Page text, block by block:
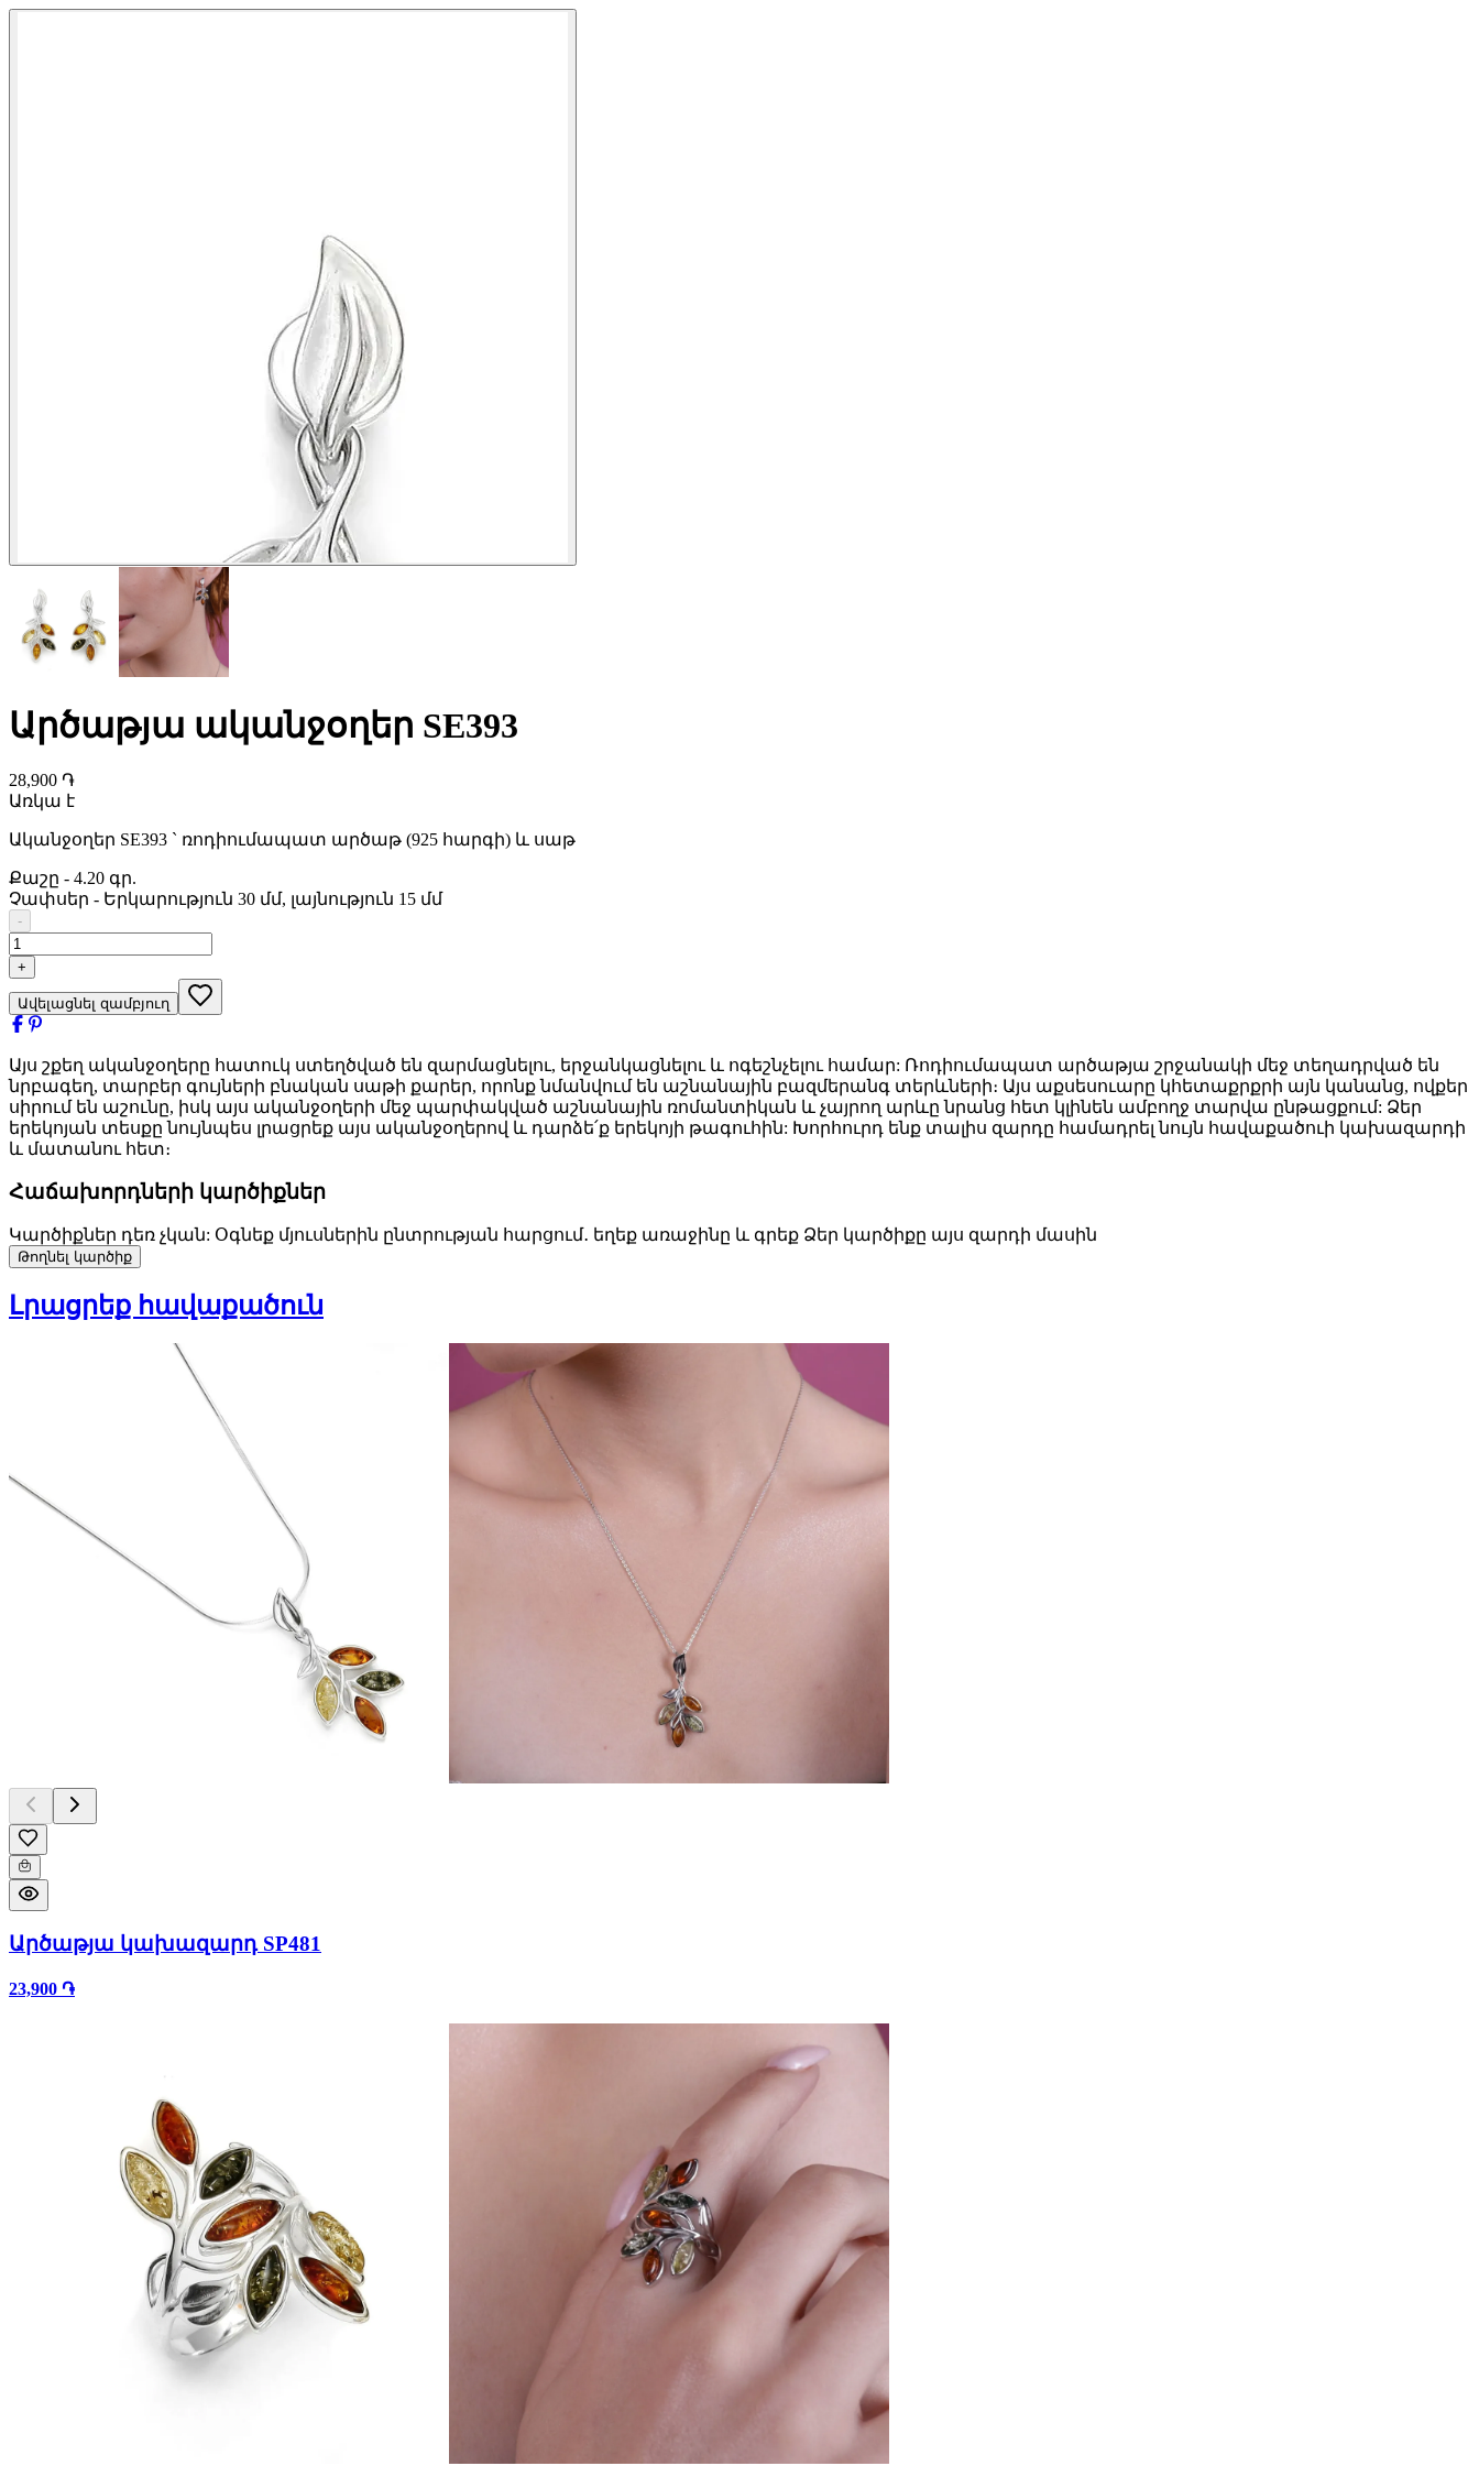
Արծաթյա ականջօղեր SE393
28,900 ֏
Առկա է
Ականջօղեր SE393 ` ռոդիումապատ արծաթ (925 հարգի) և սաթ
Քաշը - 4.20 գր.
Չափսեր - Երկարություն 30 մմ, լայնություն 15 մմ
-
+
Ավելացնել զամբյուղ
Այս շքեղ ականջօղերը հատուկ ստեղծված են զարմացնելու, երջանկացնելու և ոգեշնչելու համար: Ռոդիումապատ արծաթյա շրջանակի մեջ տեղադրված են
նրբագեղ, տարբեր գույների բնական սաթի քարեր, որոնք նմանվում են աշնանային բազմերանգ տերևների։ Այս աքսեսուարը կհետաքրքրի այն կանանց, ովքեր
սիրում են աշունը, իսկ այս ականջօղերի մեջ պարփակված աշնանային ռոմանտիկան և չայրող արևը նրանց հետ կլինեն ամբողջ տարվա ընթացքում: Ձեր
երեկոյան տեսքը նույնպես լրացրեք այս ականջօղերով և դարձե՛ք երեկոյի թագուհին: Խորհուրդ ենք տալիս զարդը համադրել նույն հավաքածուի կախազարդի
և մատանու հետ։
Հաճախորդների կարծիքներ
Կարծիքներ դեռ չկան: Օգնեք մյուսներին ընտրության հարցում․ եղեք առաջինը և գրեք Ձեր կարծիքը այս զարդի մասին
Թողնել կարծիք
Լրացրեք հավաքածուն
Արծաթյա կախազարդ SP481
23,900 ֏